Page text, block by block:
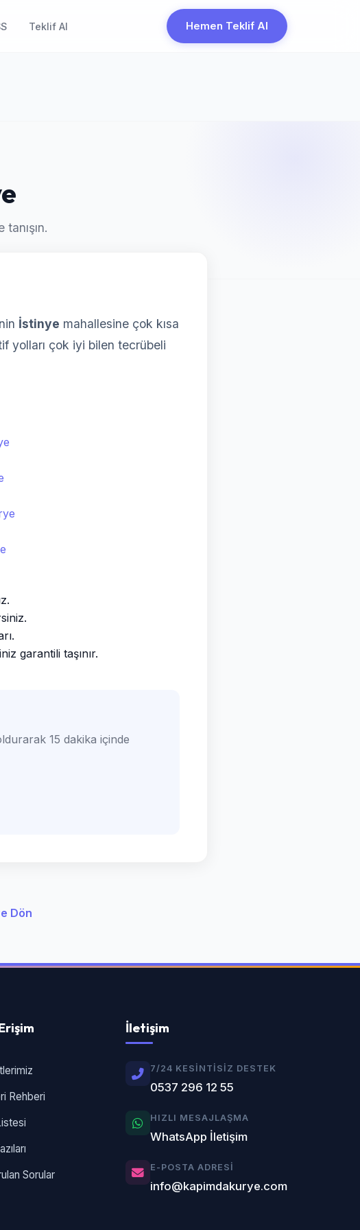
Teklif Al Hemen Teklif Al
İstinye mahallesine çok kısa
yolları çok iyi bilen tecrübeli
garantili taşınır.
15 dakika içinde
Dön
Rehberi
Sorular
İletişim
7/24 KESINTISIZ DESTEK
0537 296 12 55
HIZLI MESAJLAŞMA
WhatsApp İletişim
E-POSTA ADRESI
info@kapimdakurye.com